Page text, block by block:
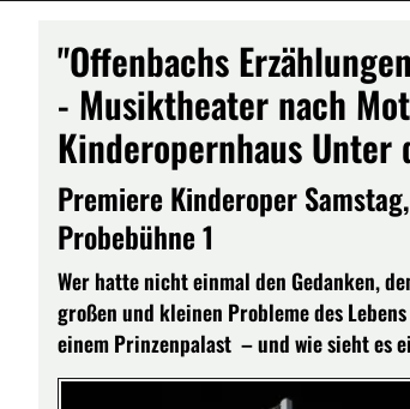
"Offenbachs
- Musiktheater nach
Kinderopernhaus Unter
Premiere Kinderoper
Probebühne 1
Wer hatte nicht einmal den Gedanken,
großen und kleinen Probleme des
einem Prinzenpalast – und wie sieht es